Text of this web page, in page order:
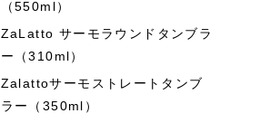
（550ml）
ZaLatto サーモラウンドタンブラ
ー（310ml）
Zalattoサーモストレートタンブ
ラー（350ml）